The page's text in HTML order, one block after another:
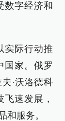
数字经济和
实际行动推
国家。俄罗
·沃洛德科
速发展，
和服务。